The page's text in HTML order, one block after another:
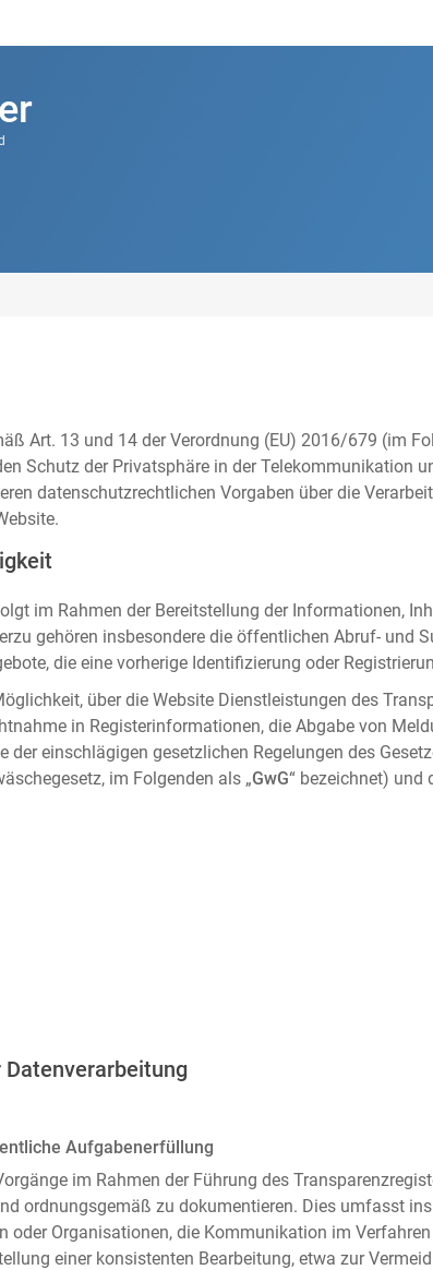
Art. 13 und 14 der Verordnung (EU) 2016/679 (im
Schutz der Privatsphäre in der Telekommunikation
datenschutzrechtlichen Vorgaben über die
im Rahmen der Bereitstellung der Informationen,
gehören insbesondere die öffentlichen Abruf- und
die eine vorherige Identifizierung oder
über die Website Dienstleistungen des
in Registerinformationen, die Abgabe von
der einschlägigen gesetzlichen Regelungen des
im Folgenden als „GwG“ bezeichnet) und
Datenverarbeitung
Aufgabenerfüllung
im Rahmen der Führung des
ordnungsgemäß zu dokumentieren. Dies umfasst
oder Organisationen, die Kommunikation im
einer konsistenten Bearbeitung, etwa zur